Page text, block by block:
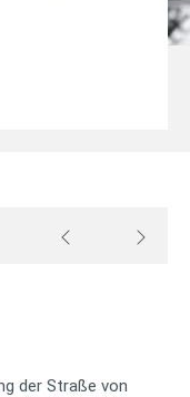
der Straße von